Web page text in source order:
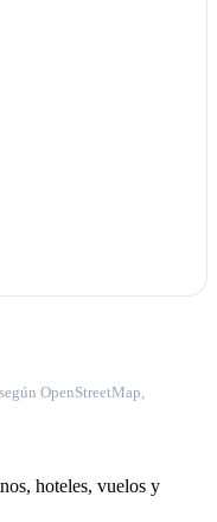
OpenStreetMap,
hoteles, vuelos y